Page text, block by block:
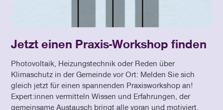
Jetzt einen Praxis-Workshop finden
Photovoltaik, Heizungstechnik oder Reden über
Klimaschutz in der Gemeinde vor Ort: Melden Sie sich
gleich jetzt für einen spannenden Praxisworkshop an!
Expert:innen vermitteln Wissen und Erfahrungen, der
gemeinsame Austausch bringt alle voran und motiviert.